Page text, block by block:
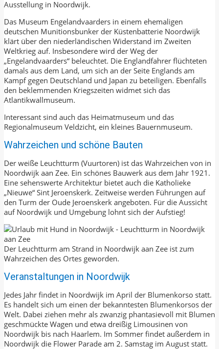
Ausstellung in Noordwijk.
Das Museum Engelandvaarders in einem ehemaligen
deutschen Munitionsbunker der Küstenbatterie Noordwijk
klärt über den niederländischen Widerstand im Zweiten
Weltkrieg auf. Insbesondere wird der Weg der
„Engelandvaarders“ beleuchtet. Die Englandfahrer flüchteten
damals aus dem Land, um sich an der Seite Englands am
Kampf gegen Deutschland und Japan zu beteiligen. Ebenfalls
den beklemmenden Kriegszeiten widmet sich das
Atlantikwallmuseum.
Interessant sind auch das Heimatmuseum und das
Regionalmuseum Veldzicht, ein kleines Bauernmuseum.
Wahrzeichen und schöne Bauten
Der weiße Leuchtturm (Vuurtoren) ist das Wahrzeichen von in
Noordwijk aan Zee. Ein schönes Bauwerk aus dem Jahr 1921.
Eine sehenswerte Architektur bietet auch die Katholieke
„Nieuwe“ Sint Jeroenskerk. Zeitweise werden Führungen auf
den Turm der Oude Jeroenskerk angeboten. Für die Aussicht
auf Noordwijk und Umgebung lohnt sich der Aufstieg!
Der Leuchtturm am Strand in Noordwijk aan Zee ist zum
Wahrzeichen des Ortes geworden.
Veranstaltungen in Noordwijk
Jedes Jahr findet in Noordwijk im April der Blumenkorso statt.
Es handelt sich um einen der bekanntesten Blumenkorsos der
Welt. Dabei ziehen mehr als zwanzig phantasievoll mit Blumen
geschmückte Wagen und etwa dreißig Limousinen von
Noordwijk bis nach Haarlem. Im Sommer findet außerdem in
Noordwijk die Flower Parade am 2. Samstag im August statt.